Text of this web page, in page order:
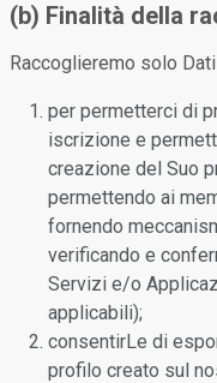
(b) Finalità della
Raccoglieremo solo
per permetterci di
iscrizione e
creazione del Suo
permettendo ai
fornendo
verificando e
Servizi e/o
applicabili);
consentirLe di
profilo creato sul